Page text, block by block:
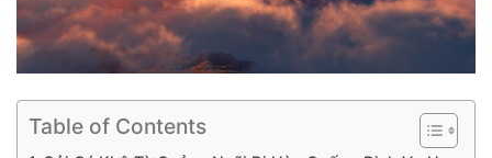
Table of Contents